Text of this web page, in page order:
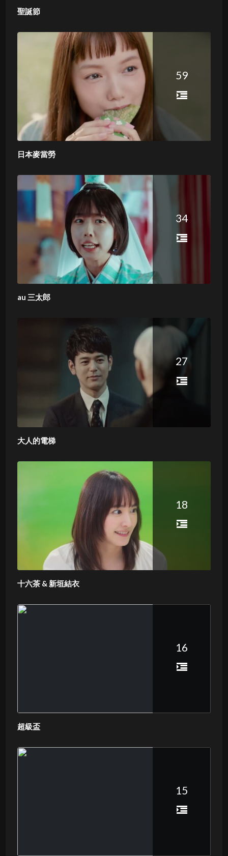
聖誕節
59
日本麥當勞
34
au 三太郎
27
大人的電梯
18
十六茶 & 新垣結衣
16
超級盃
15